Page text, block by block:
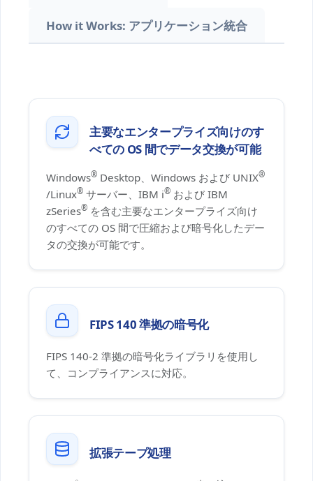
How it Works: アプリケーション統合
主要なエンタープライズ向けのす
べての OS 間でデータ交換が可能
Windows® Desktop、Windows および UNIX®
/Linux® サーバー、IBM i® および IBM
zSeries® を含む主要なエンタープライズ向け
のすべての OS 間で圧縮および暗号化したデー
タの交換が可能です。
FIPS 140 準拠の暗号化
FIPS 140-2 準拠の暗号化ライブラリを使用し
て、コンプライアンスに対応。
拡張テープ処理